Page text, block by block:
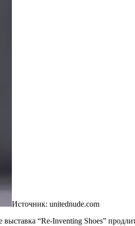
Источник: unitednude.com
“Re-Inventing Shoes”